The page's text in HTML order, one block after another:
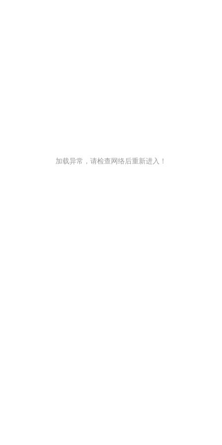
加载异常，请检查网络后重新进入！